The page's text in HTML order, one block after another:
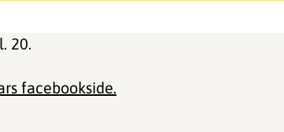
20.
facebookside.